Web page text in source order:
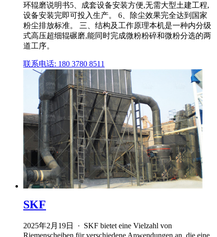
环辊磨说明书5、成套设备安装方便,无需大型土建工程,
设备安装完即可投入生产。 6、除尘效果完全达到国家
粉尘排放标准。 三、结构及工作原理本机是一种内分级
式高压超细辊碾磨,能同时完成微粉粉碎和微粉分选的两
道工序。
联系电话: 180 3780 8511
SKF
2025年2月19日 · SKF bietet eine Vielzahl von
Riemenscheiben für verschiedene Anwendungen an, die eine